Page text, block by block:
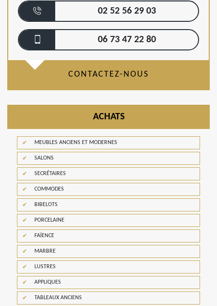
02 52 56 29 03
06 73 47 22 80
CONTACTEZ-NOUS
ACHATS
MEUBLES ANCIENS ET MODERNES
SALONS
SECRÉTAIRES
COMMODES
BIBELOTS
PORCELAINE
FAÏENCE
MARBRE
LUSTRES
APPLIQUES
TABLEAUX ANCIENS